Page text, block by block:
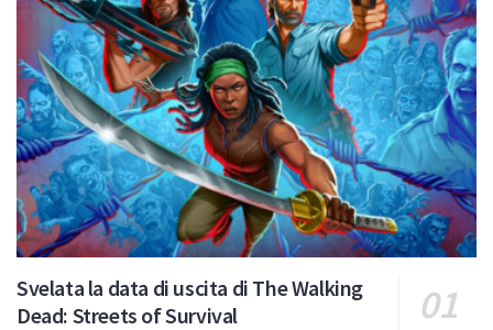
Svelata la data di uscita di The Walking
Dead: Streets of Survival